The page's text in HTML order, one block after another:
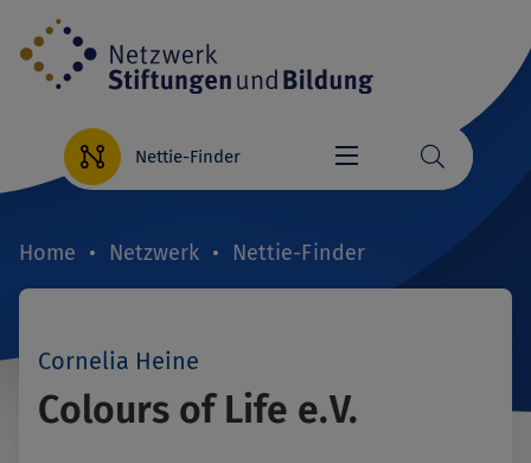
Direkt
zum
Inhalt
Nettie-Finder
Home Netzwerk Nettie-Finder
Cornelia Heine
Colours of Life e.V.